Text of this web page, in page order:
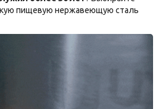
пищевую нержавеющую сталь